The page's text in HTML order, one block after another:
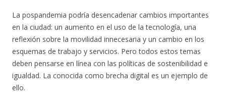
La pospandemia podría desencadenar cambios importantes
en la ciudad: un aumento en el uso de la tecnología, una
reflexión sobre la movilidad innecesaria y un cambio en los
esquemas de trabajo y servicios. Pero todos estos temas
deben pensarse en línea con las políticas de sostenibilidad e
igualdad. La conocida como brecha digital es un ejemplo de
ello.